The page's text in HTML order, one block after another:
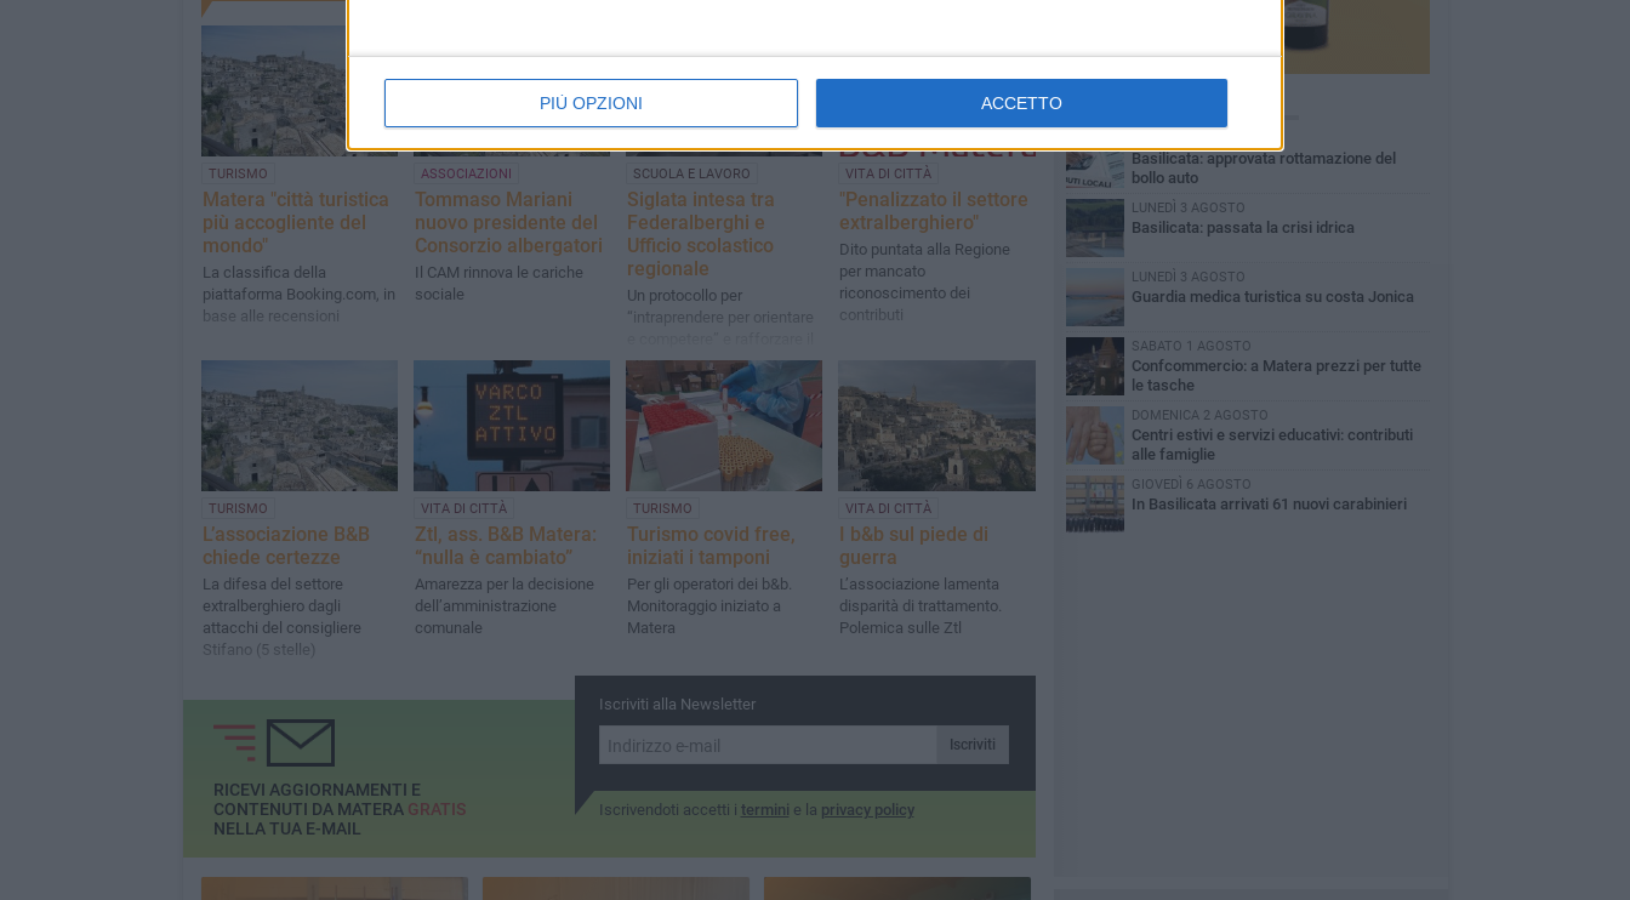
PIÙ OPZIONI ACCETTO
TURISMO
Matera "città turistica
più accogliente del
mondo"
La classifica della
piattaforma Booking.com, in
base alle recensioni
ASSOCIAZIONI
Tommaso Mariani
nuovo presidente del
Consorzio albergatori
Il CAM rinnova le cariche
sociale
SCUOLA E LAVORO
Siglata intesa tra
Federalberghi e
Ufficio scolastico
regionale
Un protocollo per
“intraprendere per orientare
legame albergo- scuola
VITA DI CITTÀ
"Penalizzato il settore
extralberghiero"
Dito puntata alla Regione
per mancato
riconoscimento dei
contributi
TURISMO
L’associazione B&B
chiede certezze
La difesa del settore
extralberghiero dagli
attacchi del consigliere
Stifano (5 stelle)
VITA DI CITTÀ
Ztl, ass. B&B Matera:
“nulla è cambiato”
Amarezza per la decisione
dell’amministrazione
comunale
TURISMO
Turismo covid free,
iniziati i tamponi
Per gli operatori dei b&b.
Monitoraggio iniziato a
Matera
VITA DI CITTÀ
I b&b sul piede di
guerra
L’associazione lamenta
disparità di trattamento.
Polemica sulle Ztl
Iscriviti alla Newsletter
Iscriviti
Iscrivendoti accetti i termini e la privacy policy
RICEVI AGGIORNAMENTI E
CONTENUTI DA MATERA GRATIS
NELLA TUA E-MAIL
Basilicata: approvata rottamazione del
bollo auto
LUNEDÌ 3 AGOSTO
Basilicata: passata la crisi idrica
LUNEDÌ 3 AGOSTO
Guardia medica turistica su costa Jonica
SABATO 1 AGOSTO
Confcommercio: a Matera prezzi per tutte
le tasche
DOMENICA 2 AGOSTO
Centri estivi e servizi educativi: contributi
alle famiglie
GIOVEDÌ 6 AGOSTO
In Basilicata arrivati 61 nuovi carabinieri